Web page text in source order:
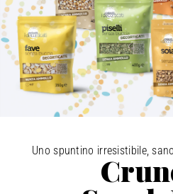
Uno spuntino irresistibile,